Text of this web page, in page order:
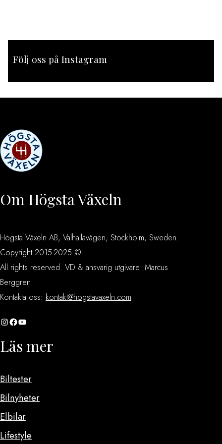
Följ oss på Instagram
Om Högsta Växeln
Högsta Växeln AB, Valhallavägen, Stockholm, Sweden.
Copyright 2015-2025 ©.
All rights reserved. VD & ansvarig utgivare: Marcus
Berggren
Kontakta oss: kontakt@hogstavaxeln.com
InstagramFacebook YouTube
Läs mer
Biltester
Bilnyheter
Elbilar
Lifestyle